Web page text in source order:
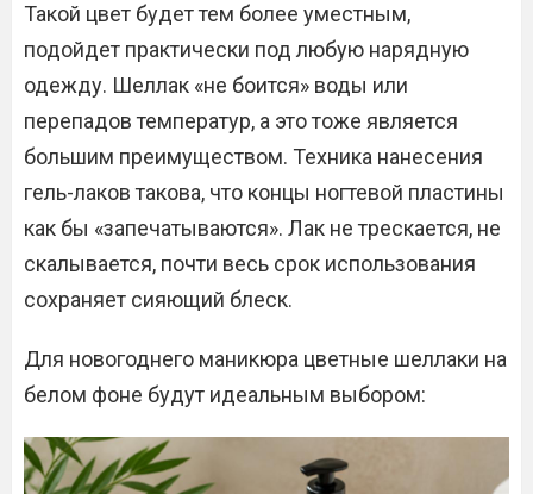
Такой цвет будет тем более уместным,
подойдет практически под любую нарядную
одежду. Шеллак «не боится» воды или
перепадов температур, а это тоже является
большим преимуществом. Техника нанесения
гель-лаков такова, что концы ногтевой пластины
как бы «запечатываются». Лак не трескается, не
скалывается, почти весь срок использования
сохраняет сияющий блеск.
Для новогоднего маникюра цветные шеллаки на
белом фоне будут идеальным выбором: